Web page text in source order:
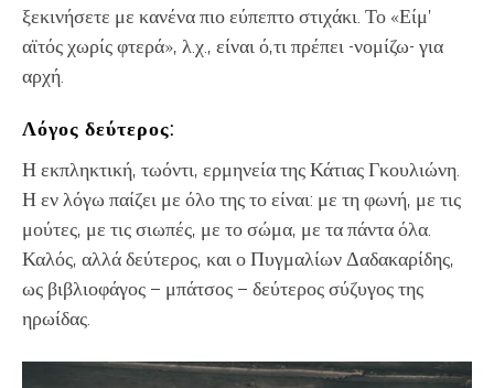
ξεκινήσετε με κανένα πιο εύπεπτο στιχάκι. Το «Είμ’
αϊτός χωρίς φτερά», λ.χ., είναι ό,τι πρέπει -νομίζω- για
αρχή.
Λόγος δεύτερος:
Η εκπληκτική, τωόντι, ερμηνεία της Κάτιας Γκουλιώνη.
Η εν λόγω παίζει με όλο της το είναι: με τη φωνή, με τις
μούτες, με τις σιωπές, με το σώμα, με τα πάντα όλα.
Καλός, αλλά δεύτερος, και ο Πυγμαλίων Δαδακαρίδης,
ως βιβλιοφάγος – μπάτσος – δεύτερος σύζυγος της
ηρωίδας.